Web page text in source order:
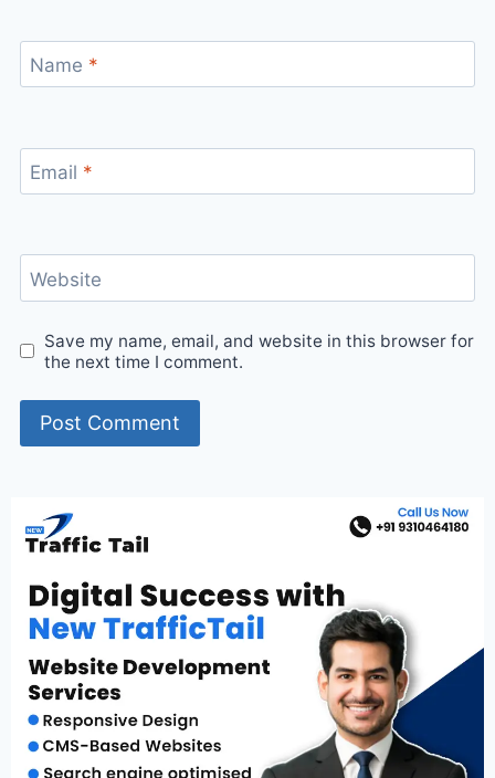
Name *
Email *
Website
Save my name, email, and website in this browser for
the next time I comment.